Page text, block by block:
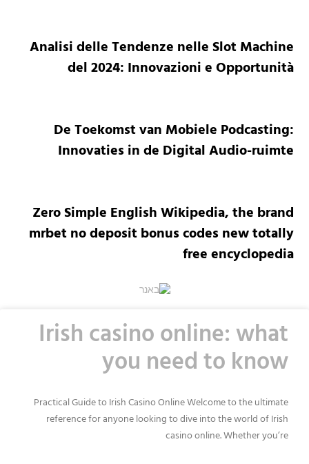
Analisi delle Tendenze nelle Slot Machine
del 2024: Innovazioni e Opportunità
De Toekomst van Mobiele Podcasting:
Innovaties in de Digital Audio-ruimte
Zero Simple English Wikipedia, the brand
mrbet no deposit bonus codes new totally
free encyclopedia
Irish casino online: what
you need to know
Practical Guide to Irish Casino Online Welcome to the ultimate
reference for anyone looking to dive into the world of Irish
casino online. Whether you’re